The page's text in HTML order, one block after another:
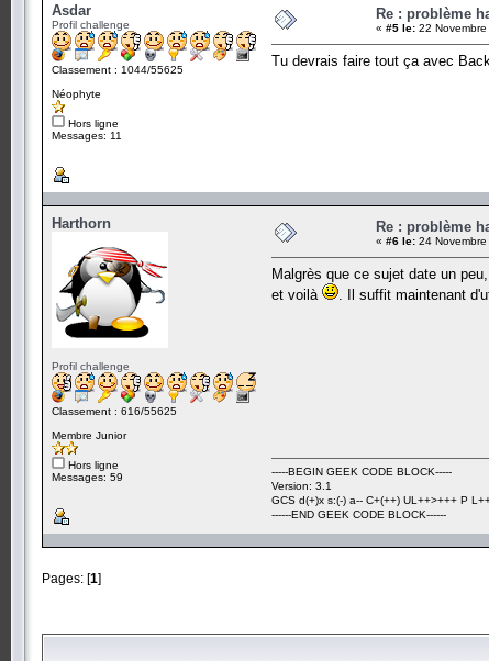
Asdar
Profil challenge
Classement : 1044/55625
Néophyte
Hors ligne
Messages: 11
Re : problème
« #5 le: 22
Tu devrais faire tout ça avec
Harthorn
Profil challenge
Classement : 616/55625
Membre Junior
Hors ligne
Messages: 59
Re : problème
« #6 le: 24
Malgrès que ce sujet date un
et voilà
. Il suffit maintenant
-----BEGIN GEEK CODE BLOCK-----
Version: 3.1
GCS d(+)x s:(-) a-- C+(++) UL++>+++ P
------END GEEK CODE BLOCK------
Pages: [1]